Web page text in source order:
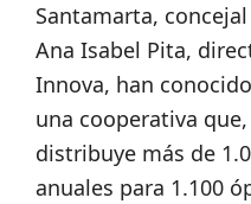
Santamarta,
Ana Isabel Pita,
Innova, han
una cooperativa que,
distribuye más de
anuales para 1.100